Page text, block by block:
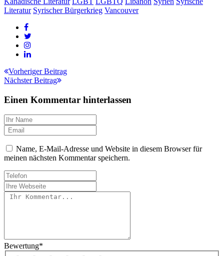
Literatur Syrischer Bürgerkrieg Vancouver
Beitragsnavigation
Vorheriger Beitrag
Nächster Beitrag
Einen Kommentar hinterlassen
Name, E-Mail-Adresse und Website in diesem Browser für
meinen nächsten Kommentar speichern.
Bewertung*